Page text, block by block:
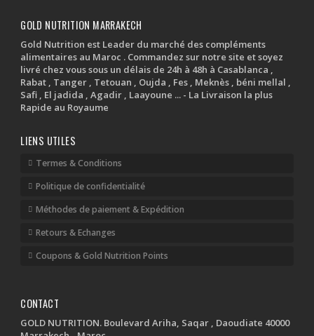
GOLD NUTRITION MARRAKECH
Gold Nutrition est Leader du marché des compléments
alimentaires au Maroc . Commandez sur notre site et soyez
livré chez vous sous un délais de 24h à 48h à Casablanca ,
Rabat , Tanger , Tetouan , Oujda , Fes , Meknès , béni mellal ,
Safi , El jadida , Agadir , Laayoune ... - La Livraison la plus
Rapide au Royaume
LIENS UTILES
Termes & Conditions
Politique de confidentialité
Méthodes de paiement & Expédition
Retours & Echanges
Coupons & Gold Nutrition Points
CONTACT
GOLD NUTRITION. Boulevard Ariha, Saqar , Daoudiate 40000